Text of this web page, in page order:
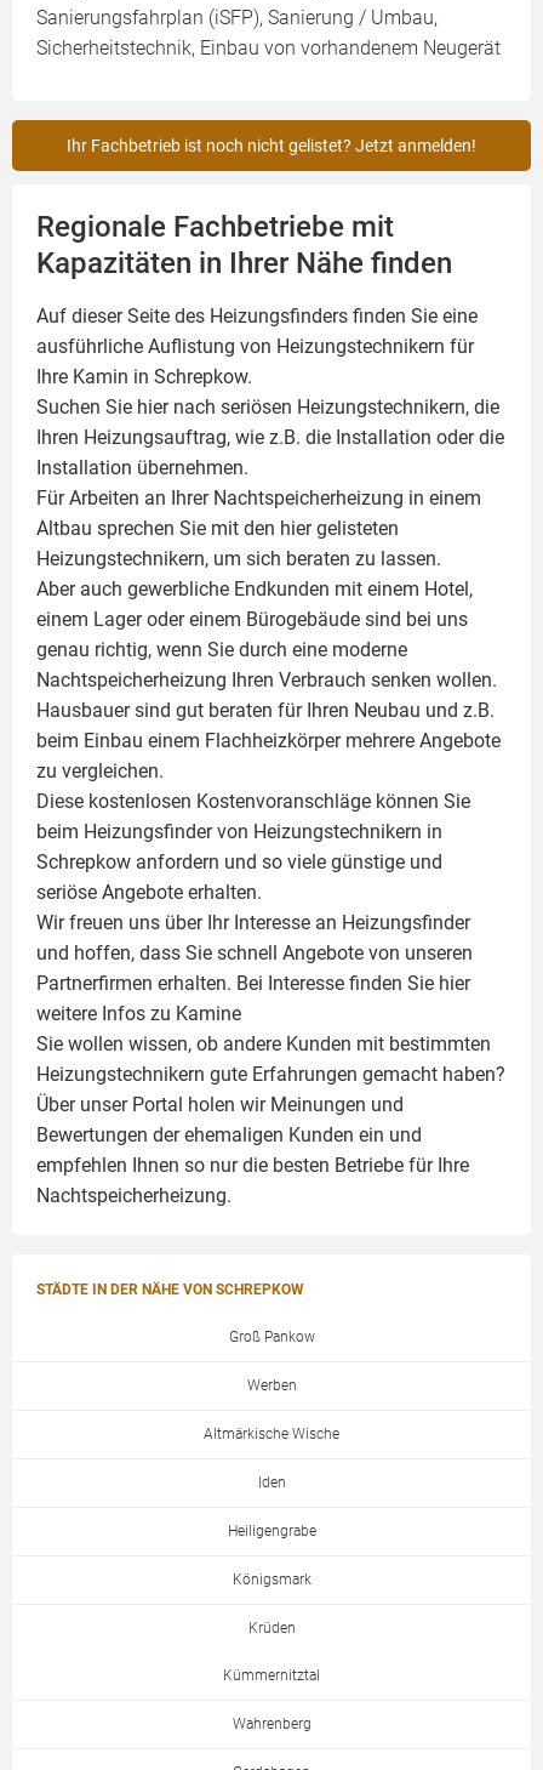
Sanierungsfahrplan (iSFP), Sanierung / Umbau,
Sicherheitstechnik, Einbau von vorhandenem Neugerät
Ihr Fachbetrieb ist noch nicht gelistet? Jetzt anmelden!
Regionale Fachbetriebe mit
Kapazitäten in Ihrer Nähe finden
Auf dieser Seite des Heizungsfinders finden Sie eine
ausführliche Auflistung von Heizungstechnikern für
Ihre Kamin in Schrepkow.
Suchen Sie hier nach seriösen Heizungstechnikern, die
Ihren Heizungsauftrag, wie z.B. die Installation oder die
Installation übernehmen.
Für Arbeiten an Ihrer Nachtspeicherheizung in einem
Altbau sprechen Sie mit den hier gelisteten
Heizungstechnikern, um sich beraten zu lassen.
Aber auch gewerbliche Endkunden mit einem Hotel,
einem Lager oder einem Bürogebäude sind bei uns
genau richtig, wenn Sie durch eine moderne
Nachtspeicherheizung Ihren Verbrauch senken wollen.
Hausbauer sind gut beraten für Ihren Neubau und z.B.
beim Einbau einem Flachheizkörpermehrere Angebote
zu vergleichen.
Diese kostenlosen Kostenvoranschläge können Sie
beim Heizungsfinder von Heizungstechnikern in
Schrepkow anfordern und so viele günstige und
seriöse Angebote erhalten.
Wir freuen uns über Ihr Interesse an Heizungsfinder
und hoffen, dass Sie schnell Angebote von unseren
Partnerfirmen erhalten. Bei Interesse finden Sie hier
weitere Infos zu Kamine
Sie wollen wissen, ob andere Kunden mit bestimmten
Heizungstechnikern gute Erfahrungen gemacht haben?
Über unser Portal holen wir Meinungen und
Bewertungen der ehemaligen Kunden ein und
empfehlen Ihnen so nur die besten Betriebe für Ihre
Nachtspeicherheizung.
STÄDTE IN DER NÄHE VON SCHREPKOW
Groß Pankow
Werben
Altmärkische Wische
Iden
Heiligengrabe
Königsmark
Krüden
Kümmernitztal
Wahrenberg